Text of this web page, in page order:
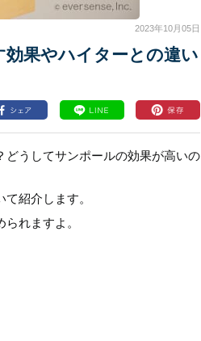
2023年10月05日
果やハイターとの違い
どうしてサンポールの効果が高いの
紹介します。
れますよ。